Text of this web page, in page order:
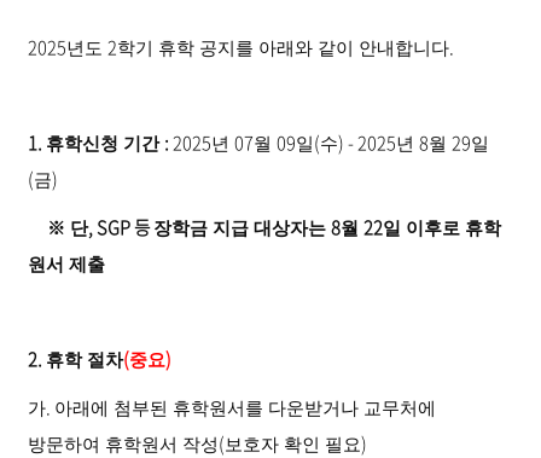
2025년도2학기 휴학 공지를 아래와 같이 안내합니다.
1. 휴학신청 기간 : 2025년07월09일(수) - 2025년8월29일
(금)
※ 단, SGP 등장학금 지급 대상자는8월22일 이후로 휴학
원서 제출
2. 휴학 절차(중요)
가. 아래에 첨부된 휴학원서를 다운받거나 교무처에
방문하여 휴학원서 작성(보호자 확인 필요)